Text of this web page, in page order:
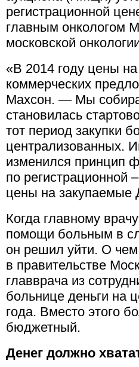
регистрационной
главным онкологом
московской
«В 2014 году цены
коммерческих
Махсон. — Мы
становилась
тот период закупки
централизованных.
изменился принцип
по регистрационной
цены на закупаемые
Когда главному
помощи больным в
он решил уйти. О чем
в правительстве
главврача из
больнице деньги на
года. Вместо этого
бюджетный.
Денег должно